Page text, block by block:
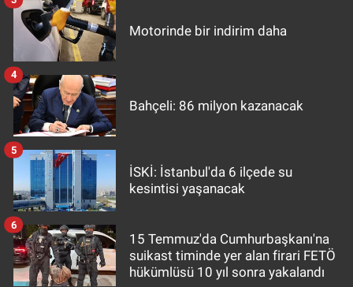
Motorinde bir indirim daha
Bahçeli: 86 milyon kazanacak
4
İSKİ: İstanbul'da 6 ilçede su
kesintisi yaşanacak
5
15 Temmuz'da Cumhurbaşkanı'na
suikast timinde yer alan firari FETÖ
hükümlüsü 10 yıl sonra yakalandı
6